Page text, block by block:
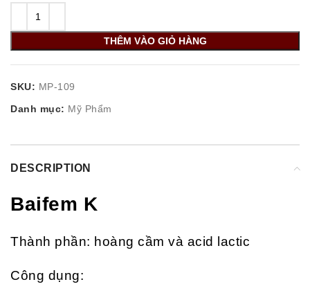
THÊM VÀO GIỎ HÀNG
SKU: MP-109
Danh mục: Mỹ Phẩm
DESCRIPTION
Baifem K
Thành phần: hoàng cầm và acid lactic
Công dụng: